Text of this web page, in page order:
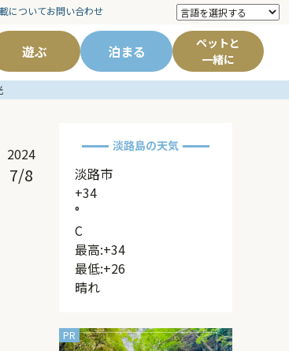
についてお問い合わせ
遊ぶ 泊まる
ペットと
一緒に
淡路島の天気
淡路市
+34
°
C
最高:+34
最低:+26
晴れ
2024
7/8